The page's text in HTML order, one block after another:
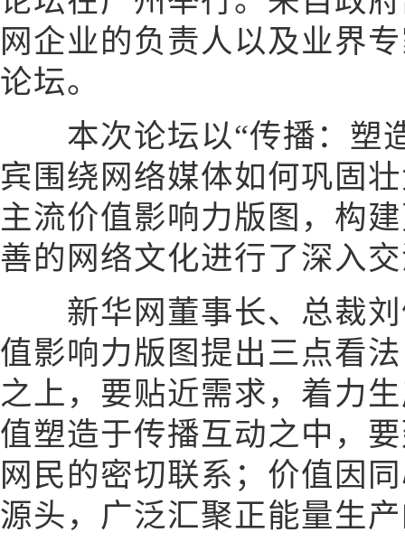
网企业的负责人以及业界
论坛。
本次论坛以“传播：塑
宾围绕网络媒体如何巩固
主流价值影响力版图，构
善的网络文化进行了深入
新华网董事长、总裁刘
值影响力版图提出三点看
之上，要贴近需求，着力
值塑造于传播互动之中，
网民的密切联系；价值因
源头，广泛汇聚正能量生